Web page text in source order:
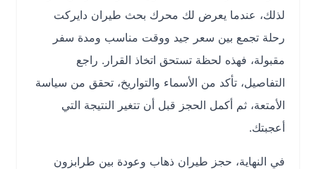
لذلك، عندما يعرض لك محرك بحث طيران دايركت
رحلة تجمع بين سعر جيد ووقت مناسب ومدة سفر
مقبولة، فهذه لحظة تستحق اتخاذ القرار. راجع
التفاصيل، تأكد من الأسماء والتواريخ، تحقق من سياسة
الأمتعة، ثم أكمل الحجز قبل أن تتغير النتيجة التي
أعجبتك.
في النهاية، حجز طيران ذهاب وعودة بين طرابزون